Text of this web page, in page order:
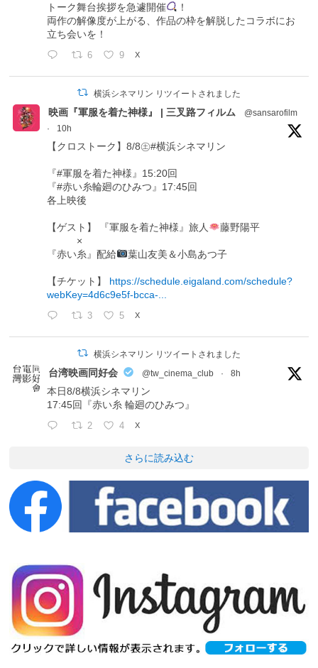
トーク舞台挨拶を急遽開催
！
両作の解像度が上がる、作品の枠を解脱したコラボにお
立ち会いを！
6 9 X
横浜シネマリン リツイートされました
映画『軍服を着た神様』 | 三叉路フィルム
@sansarofilm
·
10h
【クロストーク】8/8㊏#横浜シネマリン
『#軍服を着た神様』15:20回
『#赤い糸輪廻のひみつ』17:45回
各上映後
【ゲスト】 『軍服を着た神様』旅人
藤野陽平
×
『赤い糸』配給
葉山友美＆小島あつ子
【チケット】 https://schedule.eigaland.com/schedule?
webKey=4d6c9e5f-bcca-...
3 5 X
横浜シネマリン リツイートされました
台湾映画同好会 @tw_cinema_club · 8h
本日8/8横浜シネマリン
17:45回『赤い糸 輪廻のひみつ』
2 4 X
さらに読み込む